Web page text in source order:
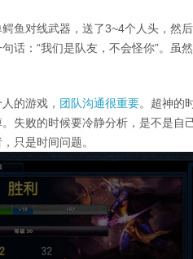
鱼对线武器，送了3~4个人头，然
话：“我们是队友，不会怪你”。虽
的游戏， 团队沟通很重要。超神的
失败的时候要冷静分析，是不是自
只是时间问题。